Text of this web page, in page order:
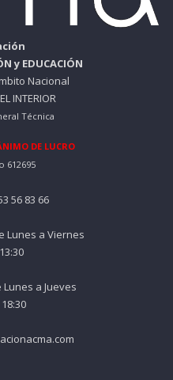
y EDUCACIÓN
Nacional
INTERIOR
Técnica
DE LUCRO
612695
56 83 66
Lunes a Viernes
a Jueves